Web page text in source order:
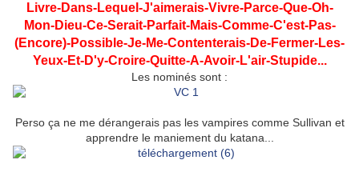
Livre-Dans-Lequel-J'aimerais-Vivre-Parce-Que-Oh-
Mon-Dieu-Ce-Serait-Parfait-Mais-Comme-C'est-Pas-
(Encore)-Possible-Je-Me-Contenterais-De-Fermer-Les-
Yeux-Et-D'y-Croire-Quitte-A-Avoir-L'air-Stupide...
Les nominés sont :
Perso ça ne me dérangerais pas les vampires comme Sullivan et
apprendre le maniement du katana...